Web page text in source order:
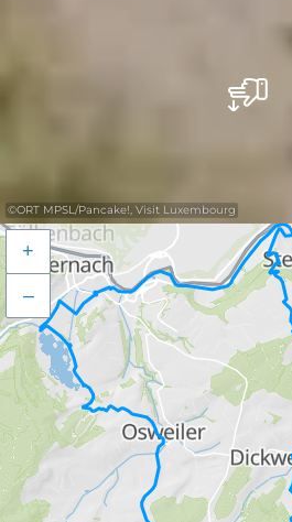
©ORT MPSL/Pancake!, Visit Luxembourg
+
–